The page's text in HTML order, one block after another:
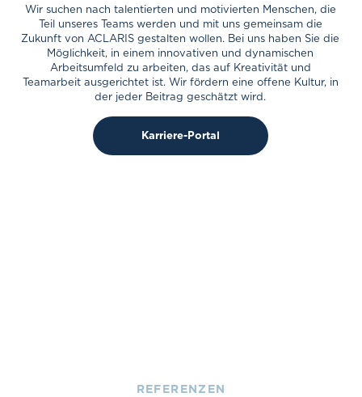
Wir suchen nach talentierten und motivierten Menschen, die
Teil unseres Teams werden und mit uns gemeinsam die
Zukunft von ACLARIS gestalten wollen. Bei uns haben Sie die
Möglichkeit, in einem innovativen und dynamischen
Arbeitsumfeld zu arbeiten, das auf Kreativität und
Teamarbeit ausgerichtet ist. Wir fördern eine offene Kultur, in
der jeder Beitrag geschätzt wird.
Karriere-Portal
REFERENZEN